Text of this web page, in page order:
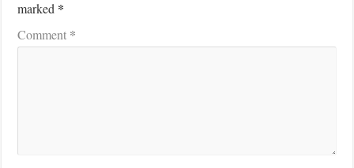
marked *
Comment *